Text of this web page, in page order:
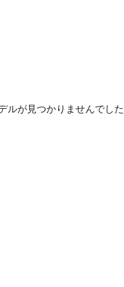
ルが見つかりませんでした